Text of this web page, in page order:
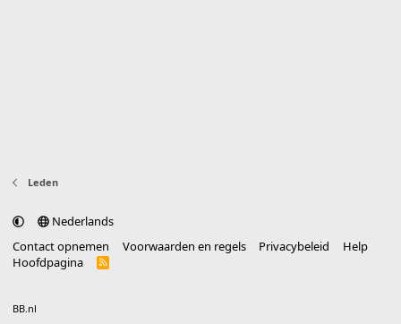
Leden
Nederlands
Contact opnemen
Voorwaarden en regels Privacybeleid
Help
Hoofdpagina
R
BB.nl